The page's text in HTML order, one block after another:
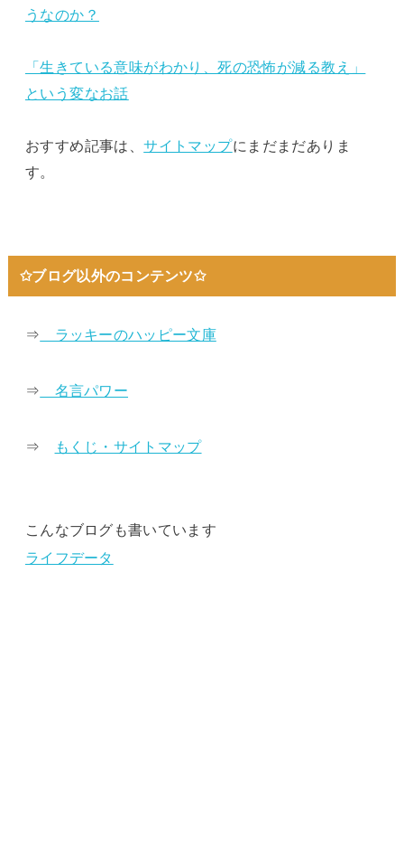
うなのか？
「生きている意味がわかり、死の恐怖が減る教え」
という変なお話
おすすめ記事は、サイトマップにまだまだありま
す。
✩ブログ以外のコンテンツ✩
⇒ ラッキーのハッピー文庫
⇒ 名言パワー
⇒ もくじ・サイトマップ
こんなブログも書いています
ライフデータ